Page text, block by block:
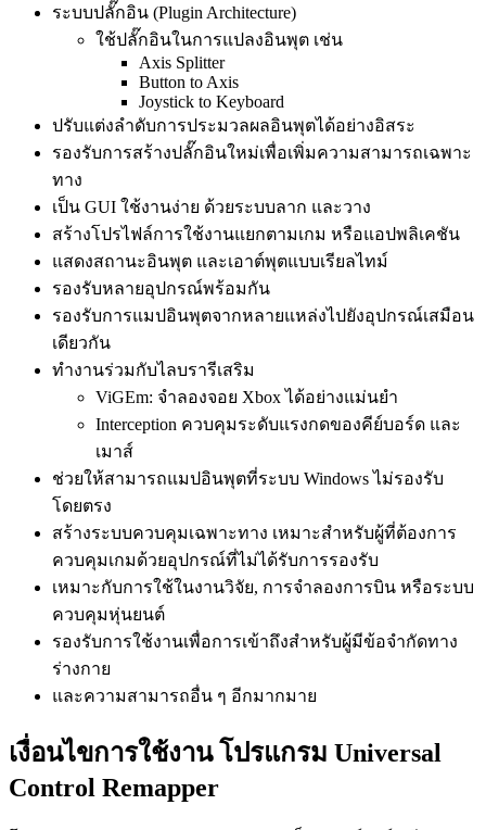
ระบบปลั๊กอิน (Plugin Architecture)
ใช้ปลั๊กอินในการแปลงอินพุต เช่น
Axis Splitter
Button to Axis
Joystick to Keyboard
ปรับแต่งลำดับการประมวลผลอินพุตได้อย่างอิสระ
รองรับการสร้างปลั๊กอินใหม่เพื่อเพิ่มความสามารถเฉพาะ
ทาง
เป็น GUI ใช้งานง่าย ด้วยระบบลาก และวาง
สร้างโปรไฟล์การใช้งานแยกตามเกม หรือแอปพลิเคชัน
แสดงสถานะอินพุต และเอาต์พุตแบบเรียลไทม์
รองรับหลายอุปกรณ์พร้อมกัน
รองรับการแมปอินพุตจากหลายแหล่งไปยังอุปกรณ์เสมือน
เดียวกัน
ทำงานร่วมกับไลบรารีเสริม
ViGEm: จำลองจอย Xbox ได้อย่างแม่นยำ
Interception ควบคุมระดับแรงกดของคีย์บอร์ด และ
เมาส์
ช่วยให้สามารถแมปอินพุตที่ระบบ Windows ไม่รองรับ
โดยตรง
สร้างระบบควบคุมเฉพาะทาง เหมาะสำหรับผู้ที่ต้องการ
ควบคุมเกมด้วยอุปกรณ์ที่ไม่ได้รับการรองรับ
เหมาะกับการใช้ในงานวิจัย, การจำลองการบิน หรือระบบ
ควบคุมหุ่นยนต์
รองรับการใช้งานเพื่อการเข้าถึงสำหรับผู้มีข้อจำกัดทาง
ร่างกาย
และความสามารถอื่น ๆ อีกมากมาย
เงื่อนไขการใช้งาน โปรแกรม Universal
Control Remapper